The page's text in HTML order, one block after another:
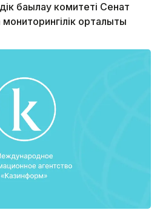
бақылау комитеті Сенат
орталықты